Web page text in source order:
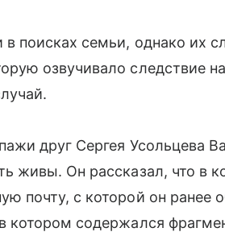
поисках семьи, однако их
озвучивало следствие
друг Сергея Усольцева
живы. Он рассказал, что в
почту, с которой он ранее
котором содержался